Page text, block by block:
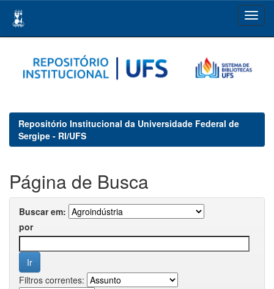
navigation
Repositório Institucional da Universidade Federal de
Sergipe - RI/UFS
Página de Busca
Buscar em:
por
Filtros correntes: